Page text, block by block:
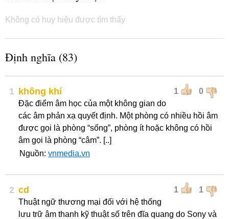
Không có huy hiệu được tìm thấy
Định nghĩa (83)
1 1 0
không khí
Đặc điểm âm học của một không gian do
các âm phản xạ quyết định. Một phòng có nhiều hồi âm
được gọi là phòng “sống”, phòng ít hoặc không có hồi
âm gọi là phòng “câm”. [..]
Nguồn: vnmedia.vn
2 1 1
cd
Thuật ngữ thương mại đối với hệ thống
lưu trữ âm thanh kỹ thuật số trên đĩa quang do Sony và